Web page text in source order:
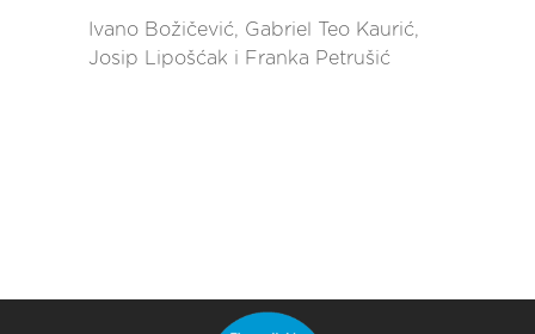
Ivano Božičević, Gabriel Teo Kaurić,
Josip Lipošćak i Franka Petrušić